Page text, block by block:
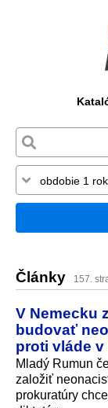
Články 157.
V Nemecku
budovať
proti vláde
Mladý Rumun
založiť
prokuratúry